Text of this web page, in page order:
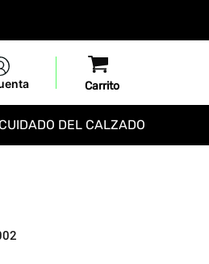
CUIDADO DEL CALZADO